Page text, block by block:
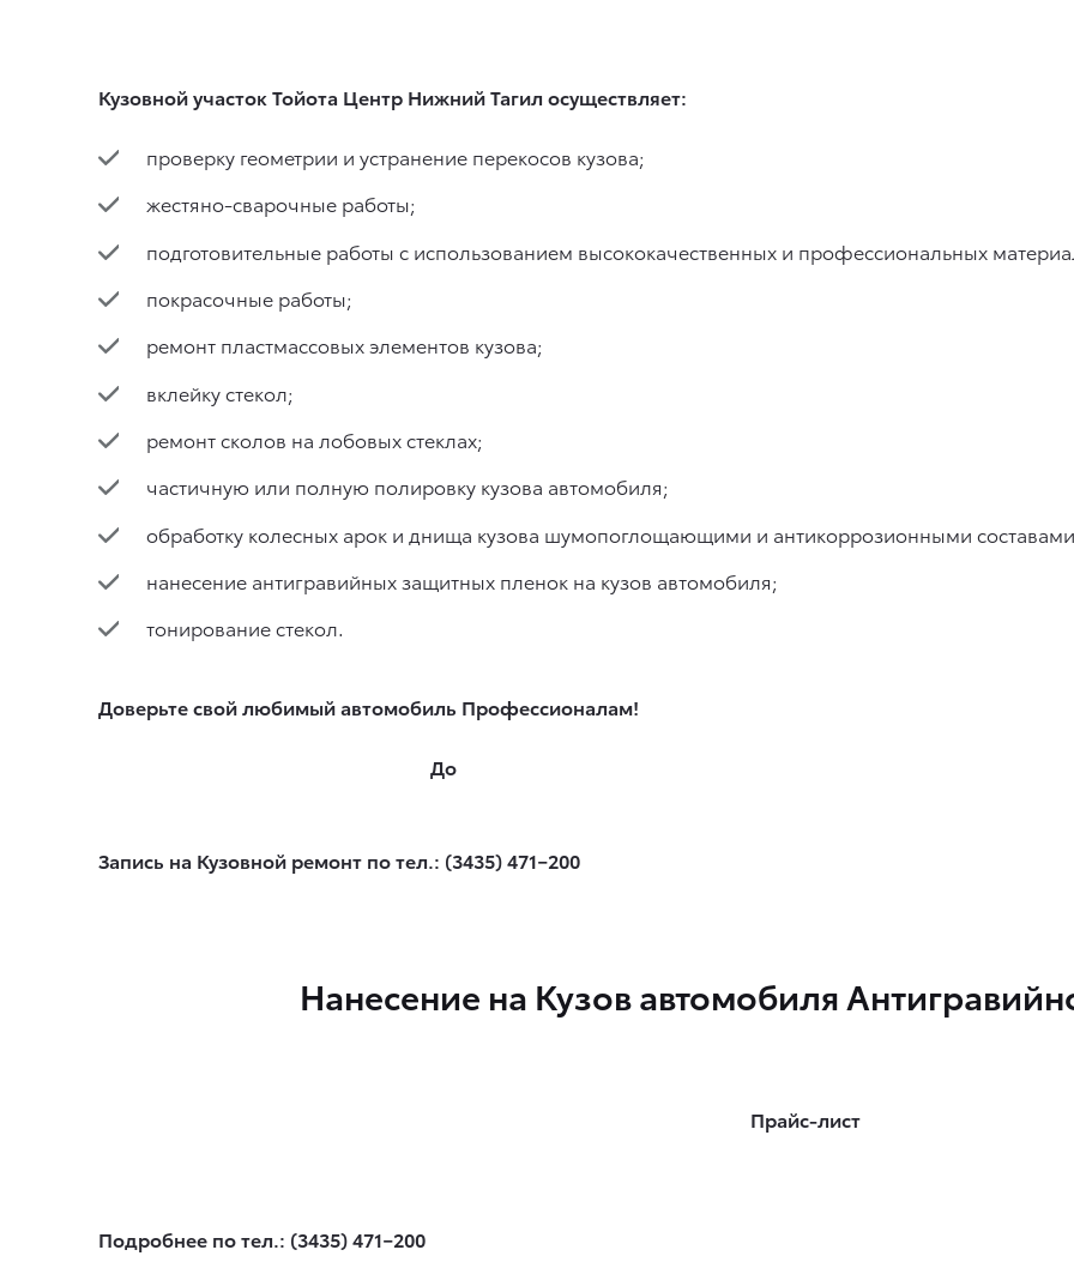
Кузовной участок Тойота Центр Нижний Тагил осуществляет:
проверку геометрии и устранение перекосов кузова;
жестяно-сварочные работы;
подготовительные работы с использованием высококачественных и профессиональных
покрасочные работы;
ремонт пластмассовых элементов кузова;
вклейку стекол;
ремонт сколов на лобовых стеклах;
частичную или полную полировку кузова автомобиля;
обработку колесных арок и днища кузова шумопоглощающими и антикоррозионными
нанесение антигравийных защитных пленок на кузов автомобиля;
тонирование стекол.
Доверьте свой любимый автомобиль Профессионалам!
До
Запись на Кузовной ремонт по тел.: (3435) 471−200
Нанесение на Кузов автомобиля
Прайс-лист
Подробнее по тел.: (3435) 471−200